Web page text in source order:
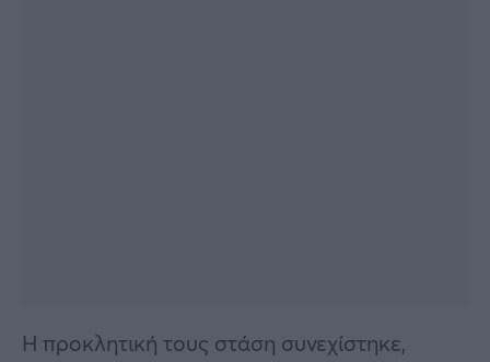
Η προκλητική τους στάση συνεχίστηκε,